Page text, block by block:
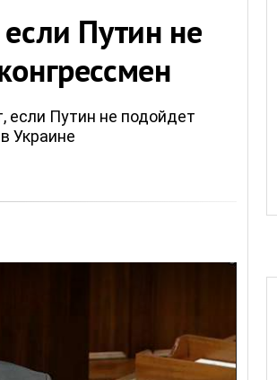
Путин не
если Путин не подойдет
Украине